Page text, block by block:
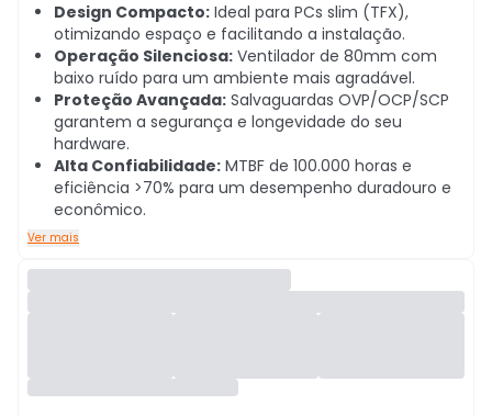
Design Compacto: Ideal para PCs slim (TFX),
otimizando espaço e facilitando a instalação.
Operação Silenciosa: Ventilador de 80mm com
baixo ruído para um ambiente mais agradável.
Proteção Avançada: Salvaguardas OVP/OCP/SCP
garantem a segurança e longevidade do seu
hardware.
Alta Confiabilidade: MTBF de 100.000 horas e
eficiência >70% para um desempenho duradouro e
econômico.
Ver mais